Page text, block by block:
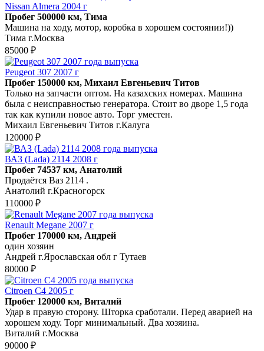
Nissan Almera 2004 г
Пробег 500000 км, Тима
Машина на ходу, мотор, коробка в хорошем состоянии!))
Тима г.Москва
85000 ₽
Peugeot 307 2007 г
Пробег 150000 км, Михаил Евгеньевич Титов
Только на запчасти оптом. На казахских номерах. Машина
была с неисправностью генератора. Стоит во дворе 1,5 года
так как купили новое авто. Торг уместен.
Михаил Евгеньевич Титов г.Калуга
120000 ₽
ВАЗ (Lada) 2114 2008 г
Пробег 74537 км, Анатолий
Продаётся Ваз 2114 .
Анатолий г.Красногорск
110000 ₽
Renault Megane 2007 г
Пробег 170000 км, Андрей
один хозяин
Андрей г.Ярославская обл г Тутаев
80000 ₽
Citroen C4 2005 г
Пробег 120000 км, Виталий
Удар в правую сторону. Шторка сработали. Перед аварией на
хорошем ходу. Торг минимальный. Два хозяина.
Виталий г.Москва
90000 ₽